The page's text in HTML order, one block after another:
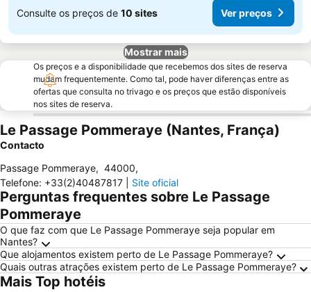
Consulte os preços de 10 sites Ver preços
Mostrar mais
Os preços e a disponibilidade que recebemos dos sites de reserva
mudam frequentemente. Como tal, pode haver diferenças entre as
ofertas que consulta no trivago e os preços que estão disponíveis
nos sites de reserva.
Le Passage Pommeraye (Nantes, França)
Contacto
Passage Pommeraye, 44000,
Telefone: +33(2)40487817 Site oficial
Perguntas frequentes sobre Le Passage
Pommeraye
O que faz com que Le Passage Pommeraye seja popular em
Nantes?
Que alojamentos existem perto de Le Passage Pommeraye?
Quais outras atrações existem perto de Le Passage Pommeraye?
Mais Top hotéis